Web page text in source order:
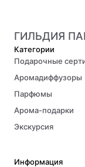
ГИЛЬДИЯ
Категории
Подарочные
Аромадиффузоры
Парфюмы
Арома-подарки
Экскурсия
Информация